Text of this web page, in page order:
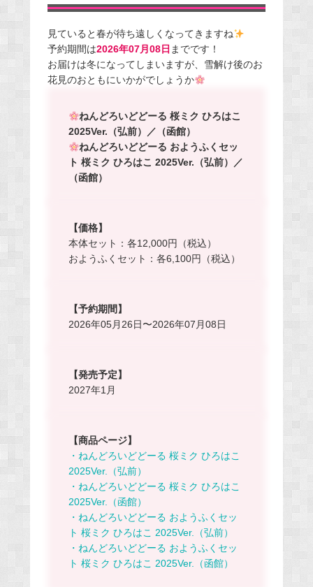
見ていると春が待ち遠しくなってきますね
予約期間は2026年07月08日 までです！
お届けは冬になってしまいますが、雪解け後のお
花見のおともにいかがでしょうか
ねんどろいどどーる 桜ミク ひろはこ
2025Ver.（弘前）／（函館）
ねんどろいどどーる おようふくセッ
ト 桜ミク ひろはこ 2025Ver.（弘前）／
（函館）
【価格】
本体セット：各12,000円（税込）
おようふくセット：各6,100円（税込）
【予約期間】
2026年05月26日〜2026年07月08日
【発売予定】
2027年1月
【商品ページ】
・ねんどろいどどーる 桜ミク ひろはこ
2025Ver.（弘前）
・ねんどろいどどーる 桜ミク ひろはこ
2025Ver.（函館）
・ねんどろいどどーる おようふくセッ
ト 桜ミク ひろはこ 2025Ver.（弘前）
・ねんどろいどどーる おようふくセッ
ト 桜ミク ひろはこ 2025Ver.（函館）